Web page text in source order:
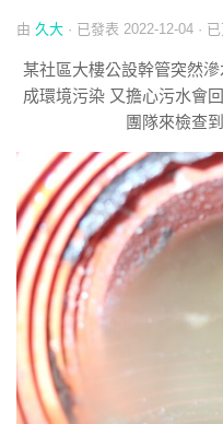
由 久大 · 已發表 2022-12-04 ·
某社區大樓公設幹管突然
成環境污染 又擔心污水會
團隊來檢查